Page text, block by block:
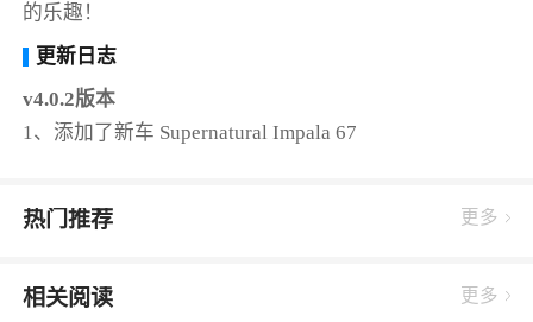
的乐趣！
更新日志
v4.0.2版本
1、添加了新车 Supernatural Impala 67
热门推荐 更多
相关阅读 更多